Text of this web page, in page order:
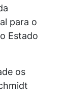
para o
Estado
os